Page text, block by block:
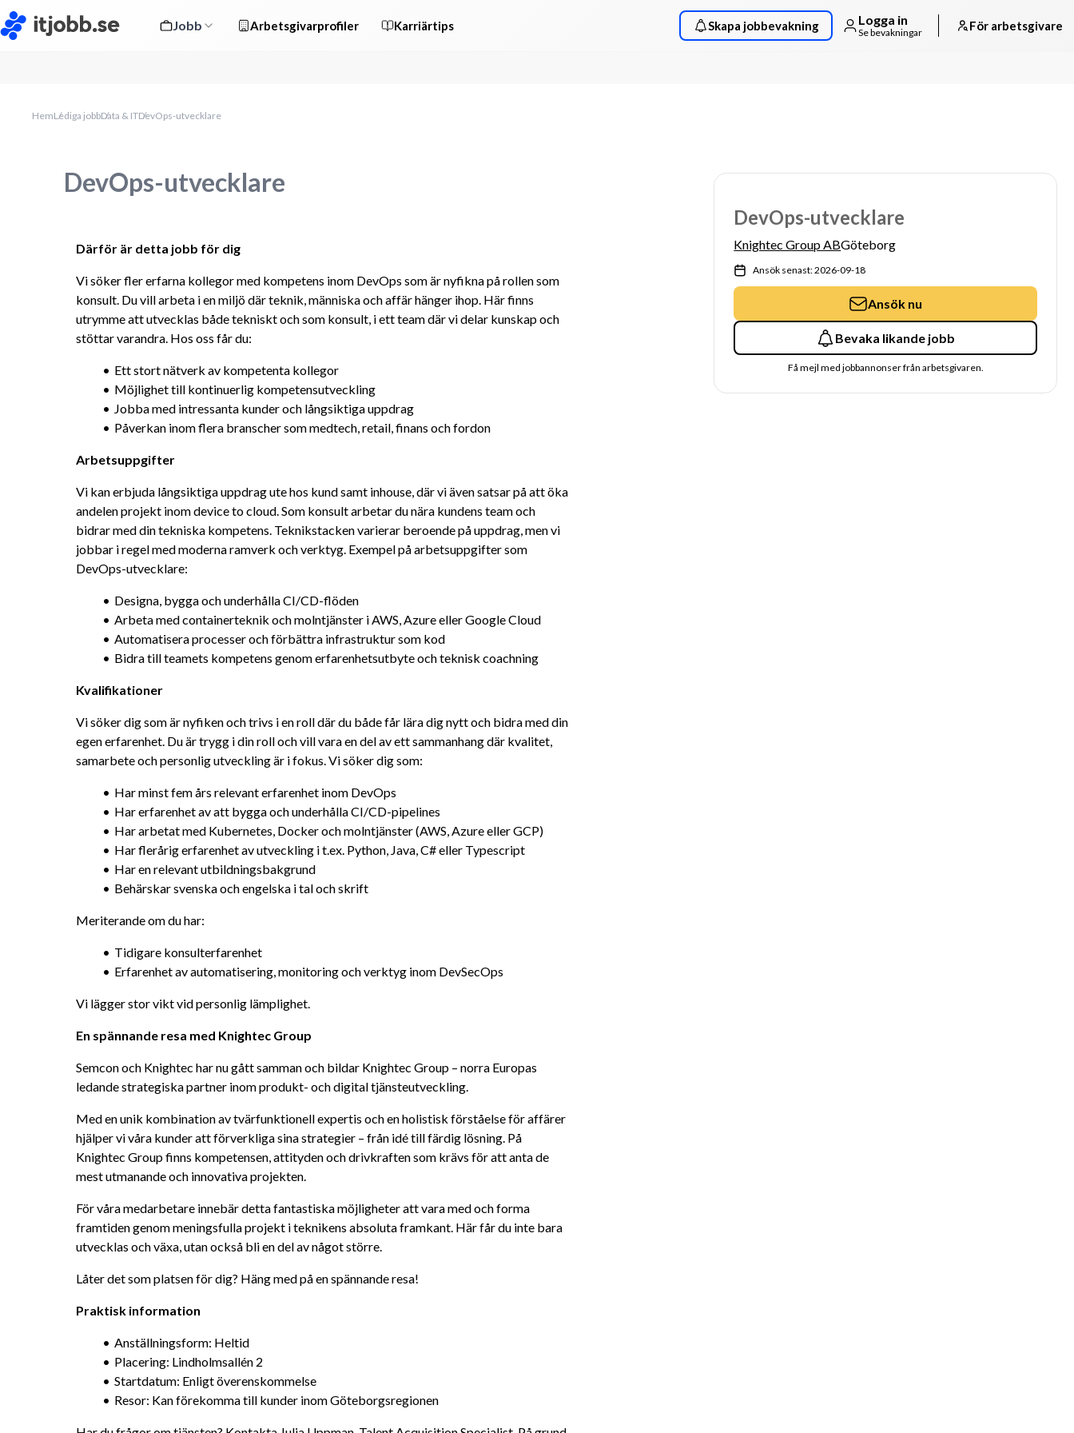
Jobb Arbetsgivarprofiler Karriärtips Skapa jobbevakning Logga in
Se bevakningar För arbetsgivare
HemLediga jobbData & ITDevOps-utvecklare
DevOps-utvecklare
Därför är detta jobb för dig
Vi söker fler erfarna kollegor med kompetens inom DevOps som är nyfikna på rollen som
konsult. Du vill arbeta i en miljö där teknik, människa och affär hänger ihop. Här finns
utrymme att utvecklas både tekniskt och som konsult, i ett team där vi delar kunskap och
stöttar varandra. Hos oss får du:
Ett stort nätverk av kompetenta kollegor
Möjlighet till kontinuerlig kompetensutveckling
Jobba med intressanta kunder och långsiktiga uppdrag
Påverkan inom flera branscher som medtech, retail, finans och fordon
Arbetsuppgifter
Vi kan erbjuda långsiktiga uppdrag ute hos kund samt inhouse, där vi även satsar på att öka
andelen projekt inom device to cloud. Som konsult arbetar du nära kundens team och
bidrar med din tekniska kompetens. Teknikstacken varierar beroende på uppdrag, men vi
jobbar i regel med moderna ramverk och verktyg. Exempel på arbetsuppgifter som
DevOps-utvecklare:
Designa, bygga och underhålla CI/CD-flöden
Arbeta med containerteknik och molntjänster i AWS, Azure eller Google Cloud
Automatisera processer och förbättra infrastruktur som kod
Bidra till teamets kompetens genom erfarenhetsutbyte och teknisk coachning
Kvalifikationer
Vi söker dig som är nyfiken och trivs i en roll där du både får lära dig nytt och bidra med din
egen erfarenhet. Du är trygg i din roll och vill vara en del av ett sammanhang där kvalitet,
samarbete och personlig utveckling är i fokus. Vi söker dig som:
Har minst fem års relevant erfarenhet inom DevOps
Har erfarenhet av att bygga och underhålla CI/CD-pipelines
Har arbetat med Kubernetes, Docker och molntjänster (AWS, Azure eller GCP)
Har flerårig erfarenhet av utveckling i t.ex. Python, Java, C# eller Typescript
Har en relevant utbildningsbakgrund
Behärskar svenska och engelska i tal och skrift
Meriterande om du har:
Tidigare konsulterfarenhet
Erfarenhet av automatisering, monitoring och verktyg inom DevSecOps
Vi lägger stor vikt vid personlig lämplighet.
En spännande resa med Knightec Group
Semcon och Knightec har nu gått samman och bildar Knightec Group – norra Europas
ledande strategiska partner inom produkt- och digital tjänsteutveckling.
Med en unik kombination av tvärfunktionell expertis och en holistisk förståelse för affärer
hjälper vi våra kunder att förverkliga sina strategier – från idé till färdig lösning. På
Knightec Group finns kompetensen, attityden och drivkraften som krävs för att anta de
mest utmanande och innovativa projekten.
För våra medarbetare innebär detta fantastiska möjligheter att vara med och forma
framtiden genom meningsfulla projekt i teknikens absoluta framkant. Här får du inte bara
utvecklas och växa, utan också bli en del av något större.
Låter det som platsen för dig? Häng med på en spännande resa!
Praktisk information
Anställningsform: Heltid
Placering: Lindholmsallén 2
Startdatum: Enligt överenskommelse
Resor: Kan förekomma till kunder inom Göteborgsregionen
DevOps-utvecklare
Knightec Group ABGöteborg
Ansök senast: 2026-09-18
Ansök nu
Bevaka likande jobb
Få mejl med jobbannonser från arbetsgivaren.